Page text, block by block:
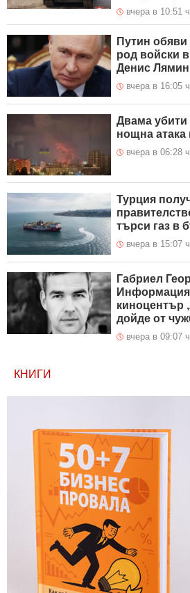
вчера в 10:51 ч.
Путин
род войски
Денис
вчера в 16:05 ч.
Двама убити
нощна атака
вчера в 06:28 ч.
Турция
търси газ в
вчера в 15:07
Габриел
киноцентър
дойде от
вчера в 09:07
КНИГИ